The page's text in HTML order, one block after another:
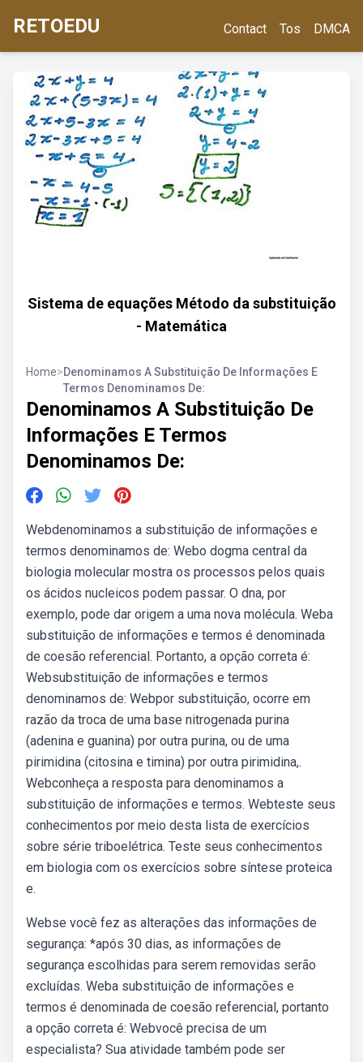
RETOEDU Contact Tos DMCA
Sistema de equações Método da substituição
- Matemática
Home>Denominamos A Substituição De Informações E
Termos Denominamos De:
Denominamos A Substituição De
Informações E Termos
Denominamos De:
Webdenominamos a substituição de informações e
termos denominamos de: Webo dogma central da
biologia molecular mostra os processos pelos quais
os ácidos nucleicos podem passar. O dna, por
exemplo, pode dar origem a uma nova molécula. Weba
substituição de informações e termos é denominada
de coesão referencial. Portanto, a opção correta é:
Websubstituição de informações e termos
denominamos de: Webpor substituição, ocorre em
razão da troca de uma base nitrogenada purina
(adenina e guanina) por outra purina, ou de uma
pirimidina (citosina e timina) por outra pirimidina,.
Webconheça a resposta para denominamos a
substituição de informações e termos. Webteste seus
conhecimentos por meio desta lista de exercícios
sobre série triboelétrica. Teste seus conhecimentos
em biologia com os exercícios sobre síntese proteica
e.
Webse você fez as alterações das informações de
segurança: *após 30 dias, as informações de
segurança escolhidas para serem removidas serão
excluídas. Weba substituição de informações e
termos é denominada de coesão referencial, portanto
a opção correta é: Webvocê precisa de um
especialista? Sua atividade também pode ser